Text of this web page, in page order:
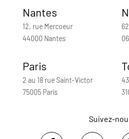
Nantes
12, rue Mercoeur
44000 Nantes
Paris
2 au 18 rue Saint-Victor
75005 Paris
Suivez-